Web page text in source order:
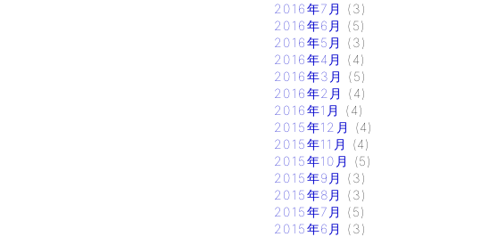
2016年7月
(3)
2016年6月
(5)
2016年5月
(3)
2016年4月
(4)
2016年3月
(5)
2016年2月
(4)
2016年1月
(4)
2015年12月
(4)
2015年11月
(4)
2015年10月
(5)
2015年9月
(3)
2015年8月
(3)
2015年7月
(5)
2015年6月
(3)